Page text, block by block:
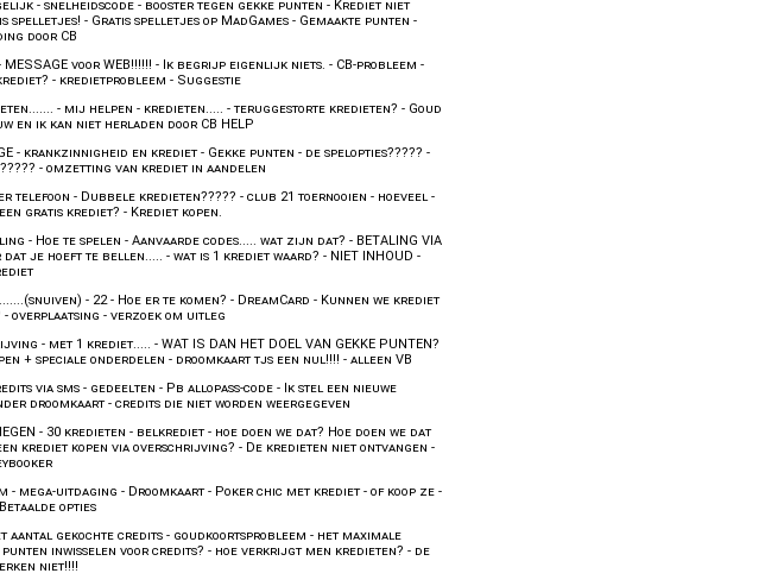
- snelheidscode - booster tegen gekke punten - Krediet niet
spelletjes! - Gratis spelletjes op MadGames - Gemaakte punten -
door CB
MESSAGE voor WEB!!!!!! - Ik begrijp eigenlijk niets. - CB-probleem -
- kredietprobleem - Suggestie
- mij helpen - kredieten..... -teruggestorte kredieten? - Goud
en ik kan niet herladen door CB HELP
- krankzinnigheid en krediet- Gekke punten - de spelopties????? -
- omzetting van krediet in aandelen
telefoon - Dubbele kredieten????? - club 21 toernooien - hoeveel-
gratis krediet? - Krediet kopen.
- Hoe te spelen - Aanvaarde codes..... wat zijn dat? - BETALING VIA
dat je hoeft te bellen..... - wat is 1 krediet waard? - NIET INHOUD -
- 22- Hoe er te komen? - DreamCard - Kunnen we krediet
- overplaatsing - verzoek om uitleg
- met 1 krediet..... - WAT IS DAN HET DOEL VAN GEKKE PUNTEN?
+ speciale onderdelen - droomkaart tjs een nul!!!! - alleen VB
via sms - gedeelten - Pb allopass-code - Ik stel een nieuwe
droomkaart- credits die niet worden weergegeven
- 30 kredieten - belkrediet- hoe doen we dat? Hoe doen we dat
krediet kopen via overschrijving? - De kredieten niet ontvangen -
- mega-uitdaging - Droomkaart- Poker chic met krediet- of koop ze-
Betaalde opties
aantal gekochte credits- goudkoortsprobleem - het maximale
punten inwisselen voor credits? - hoe verkrijgt men kredieten? - de
niet!!!!